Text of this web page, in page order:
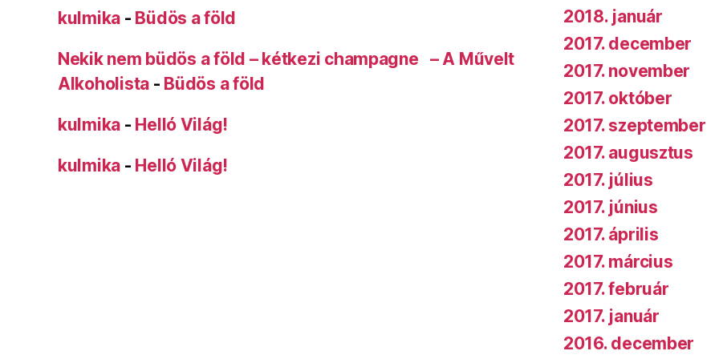
kulmika - Büdös a föld
Nekik nem büdös a föld – kétkezi champagne – A Művelt
Alkoholista - Büdös a föld
kulmika - Helló Világ!
kulmika - Helló Világ!
2018. január
2017. december
2017. november
2017. október
2017. szeptember
2017. augusztus
2017. július
2017. június
2017. április
2017. március
2017. február
2017. január
2016. december